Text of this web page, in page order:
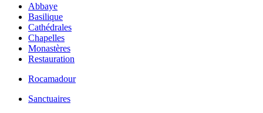
Abbaye
Basilique
Cathédrales
Chapelles
Monastères
Restauration
Rocamadour
Sanctuaires